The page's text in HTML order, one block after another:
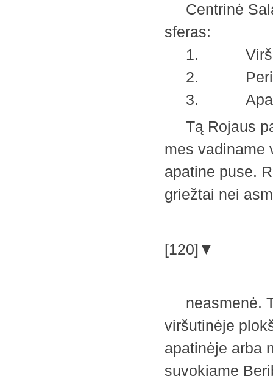
Centrinė
sferas:
1.
2.
3.
Tą Rojaus
mes vadiname
apatine puse.
griežtai nei
[120]▼
neasmenė.
viršutinėje
apatinėje arba
suvokiame